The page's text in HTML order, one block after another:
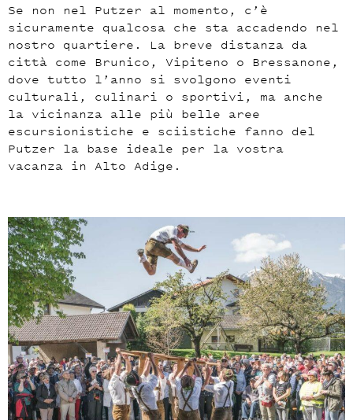
Se non nel Putzer al momento, c’è
sicuramente qualcosa che sta accadendo nel
nostro quartiere. La breve distanza da
città come Brunico, Vipiteno o Bressanone,
dove tutto l’anno si svolgono eventi
culturali, culinari o sportivi, ma anche
la vicinanza alle più belle aree
escursionistiche e sciistiche fanno del
Putzer la base ideale per la vostra
vacanza in Alto Adige.